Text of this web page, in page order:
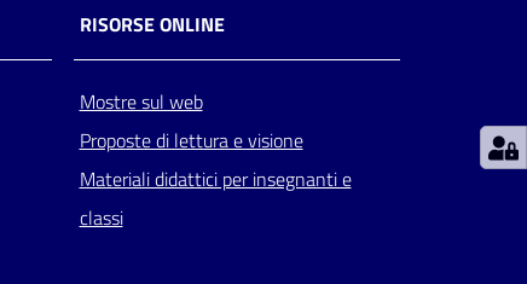
RISORSE ONLINE
Mostre sul web
Proposte di lettura e visione
Materiali didattici per insegnanti e
classi